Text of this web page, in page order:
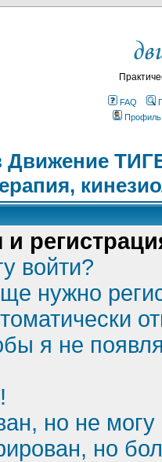
FAQ
Профиль
войти?
нужно
я не
но не могу
но